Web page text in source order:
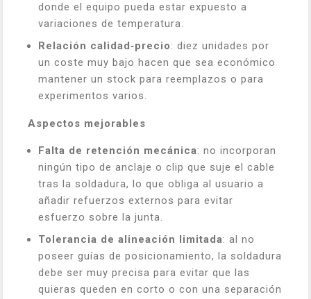
donde el equipo pueda estar expuesto a
variaciones de temperatura.
Relación calidad‑precio: diez unidades por
un coste muy bajo hacen que sea económico
mantener un stock para reemplazos o para
experimentos varios.
Aspectos mejorables
Falta de retención mecánica: no incorporan
ningún tipo de anclaje o clip que suje el cable
tras la soldadura, lo que obliga al usuario a
añadir refuerzos externos para evitar
esfuerzo sobre la junta.
Tolerancia de alineación limitada: al no
poseer guías de posicionamiento, la soldadura
debe ser muy precisa para evitar que las
quieras queden en corto o con una separación